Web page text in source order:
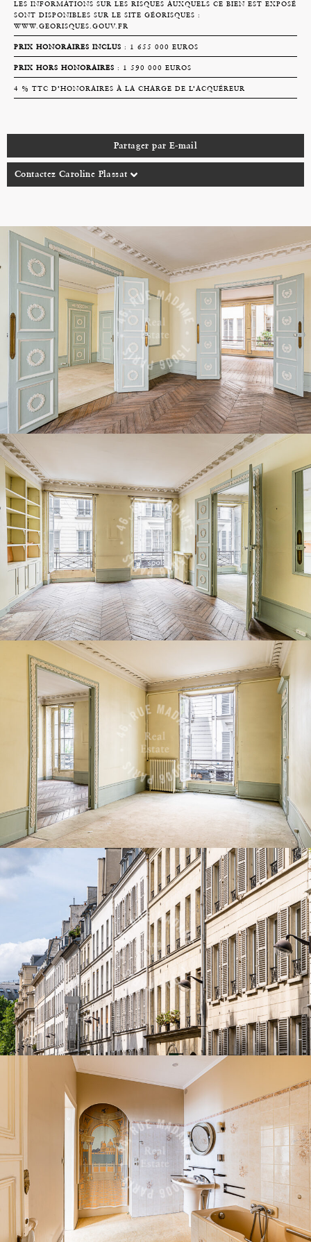
LES INFORMATIONS SUR LES RISQUES AUXQUELS CE BIEN EST EXPOSÉ
SONT DISPONIBLES SUR LE SITE GÉORISQUES :
WWW.GEORISQUES.GOUV.FR
PRIX HONORAIRES INCLUS : 1 655 000 EUROS
PRIX HORS HONORAIRES : 1 590 000 EUROS
4 % TTC D’HONORAIRES À LA CHARGE DE L’ACQUÉREUR
Partager par E-mail
Contactez Caroline Plassat